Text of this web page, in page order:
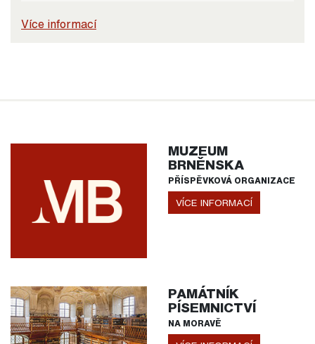
Více informací
MUZEUM
BRNĚNSKA
PŘÍSPĚVKOVÁ ORGANIZACE
VÍCE INFORMACÍ
PAMÁTNÍK
PÍSEMNICTVÍ
NA MORAVĚ